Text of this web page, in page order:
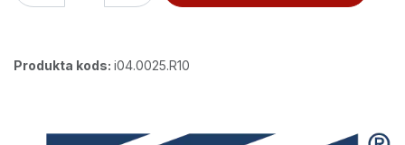
Produkta kods: i04.0025.R10